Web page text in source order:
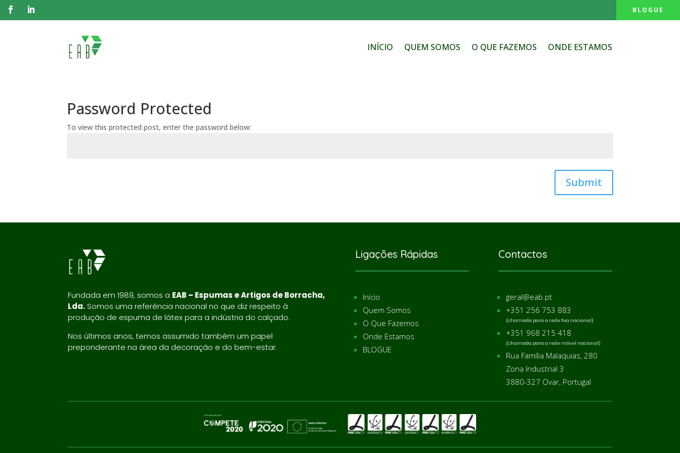
BLOGUE
INÍCIO QUEM SOMOS O QUE FAZEMOS ONDE ESTAMOS
Password Protected
To view this protected post, enter the password below:
Submit
Fundada em 1989, somos a EAB – Espumas e Artigos de Borracha,
Lda.Somos uma referência nacional no que diz respeito à
produção de espuma de látex para a indústria do calçado.
Nos últimos anos, temos assumido também um papel
preponderante na área da decoração e do bem-estar.
Ligações Rápidas
Início
Quem Somos
O Que Fazemos
Onde Estamos
BLOGUE
Contactos
geral@eab.pt
+351 256 753 883
(chamada para a rede fixa nacional)
+351 968 215 418
(chamada para a rede móvel nacional)
Rua Família Malaquias, 280
Zona Industrial 3
3880-327 Ovar, Portugal